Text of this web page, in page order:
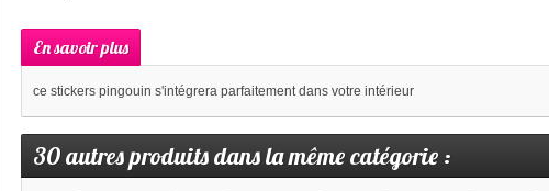
En savoir plus
ce stickers pingouin s'intégrera parfaitement dans votre intérieur
30 autres produits dans la même catégorie :